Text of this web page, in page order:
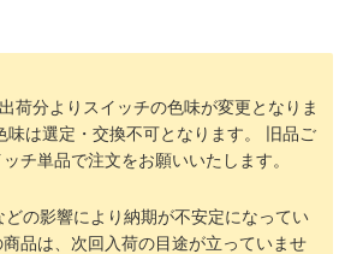
素系不可仕様】
う環境での使用に対応
荷分よりスイッチの色味が変更となりま
味は選定・交換不可となります。 旧品ご
チ単品で注文をお願いいたします。
の影響により納期が不安定になってい
品は、次回入荷の目途が立っていませ